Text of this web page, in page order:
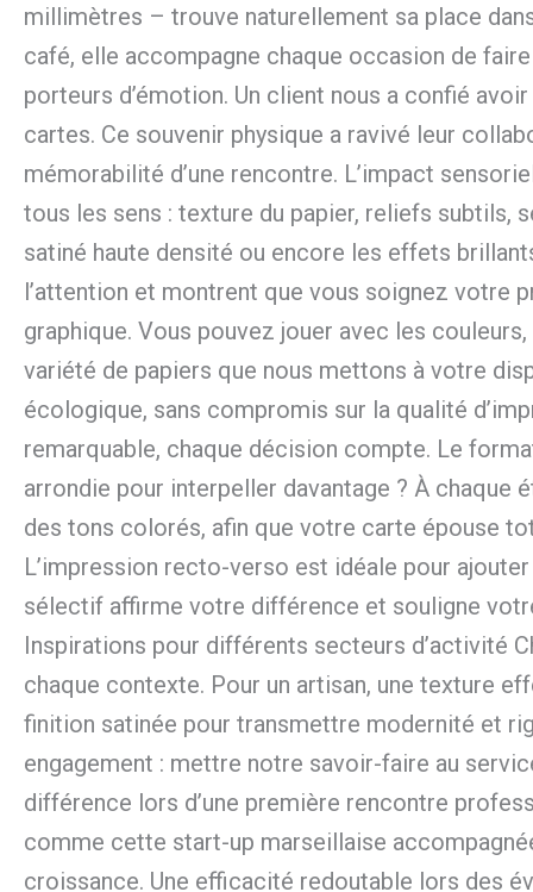
millimètres – trouve naturellement sa place
café, elle accompagne chaque occasion de
porteurs d’émotion. Un client nous a confié
cartes. Ce souvenir physique a ravivé leur
mémorabilité d’une rencontre. L’impact
tous les sens : texture du papier, reliefs subtils,
satiné haute densité ou encore les effets
l’attention et montrent que vous soignez votre
graphique. Vous pouvez jouer avec les
variété de papiers que nous mettons à votre
écologique, sans compromis sur la qualité
remarquable, chaque décision compte. Le
arrondie pour interpeller davantage ? À chaque
des tons colorés, afin que votre carte épouse
L’impression recto-verso est idéale pour
sélectif affirme votre différence et souligne
Inspirations pour différents secteurs d’activité
chaque contexte. Pour un artisan, une texture
finition satinée pour transmettre modernité et
engagement : mettre notre savoir-faire au
différence lors d’une première rencontre
comme cette start-up marseillaise
croissance. Une efficacité redoutable lors des